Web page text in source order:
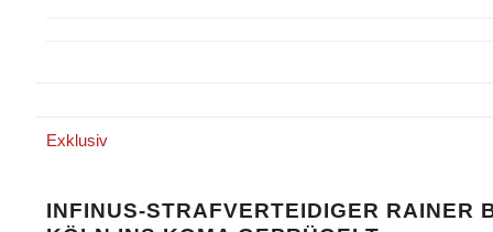
Exklusiv
INFINUS-STRAFVERTEIDIGER RAINER